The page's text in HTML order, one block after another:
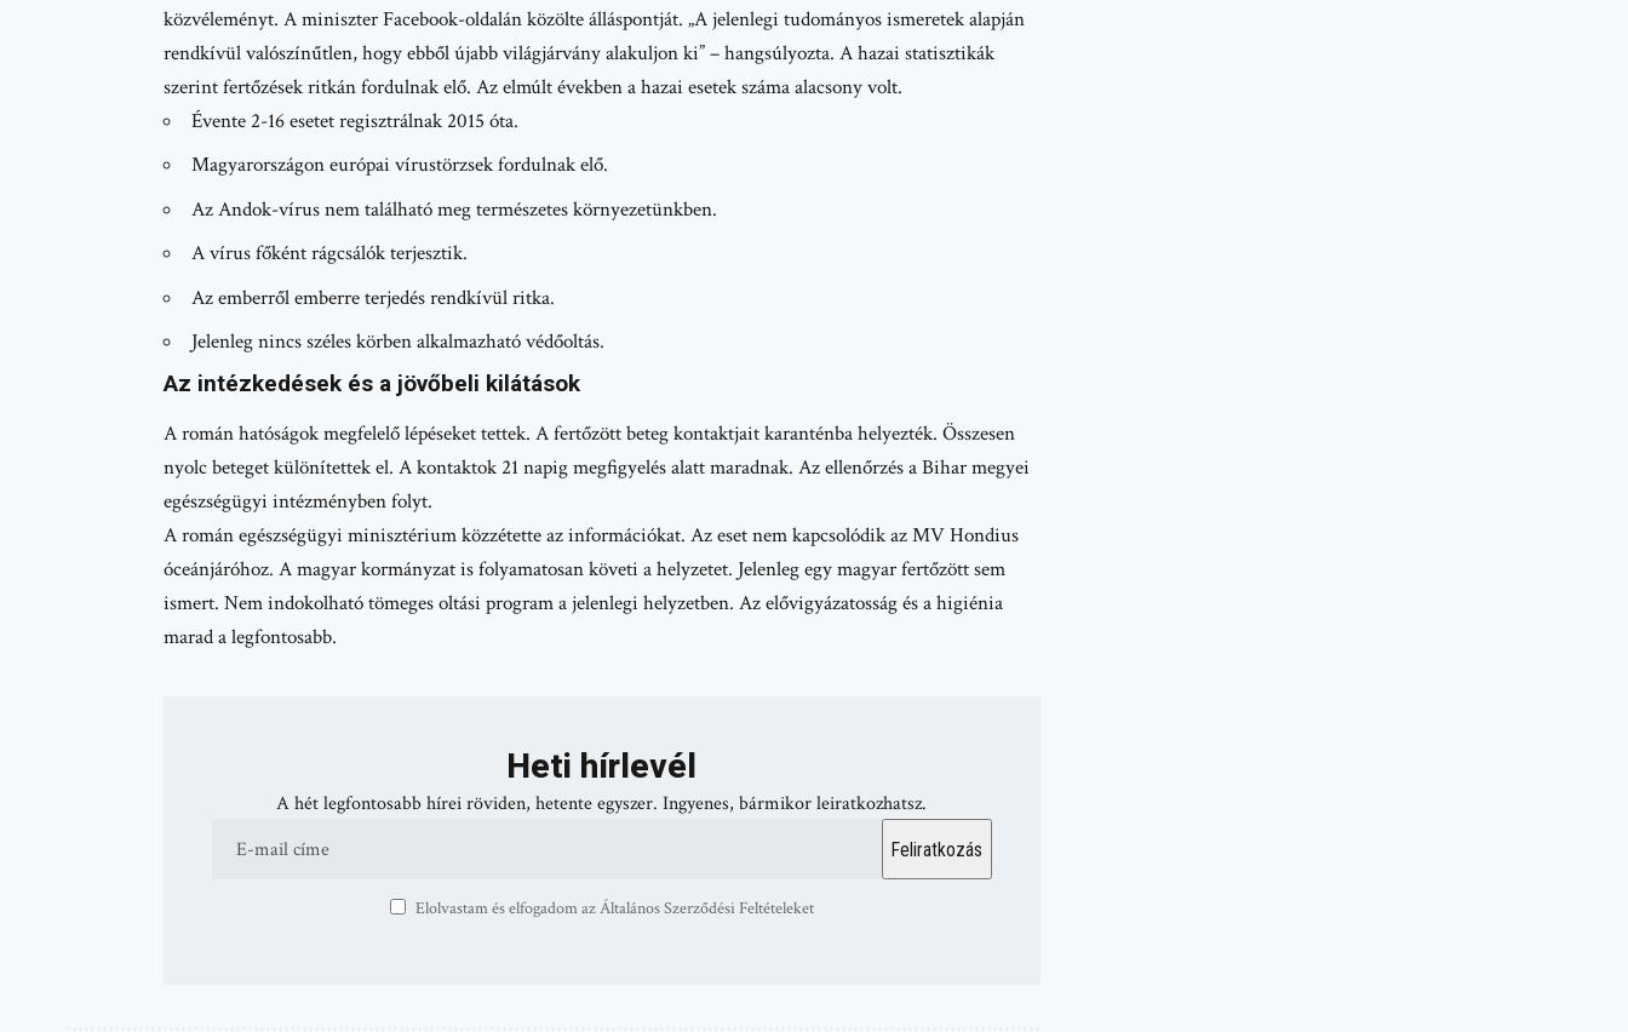
közvéleményt. A miniszter Facebook-oldalán közölte álláspontját. „A jelenlegi tudományos ismeretek alapján
rendkívül valószínűtlen, hogy ebből újabb világjárvány alakuljon ki” – hangsúlyozta. A hazai statisztikák
szerint fertőzések ritkán fordulnak elő. Az elmúlt években a hazai esetek száma alacsony volt.
Évente 2-16 esetet regisztrálnak 2015 óta.
Magyarországon európai vírustörzsek fordulnak elő.
Az Andok-vírus nem található meg természetes környezetünkben.
A vírus főként rágcsálók terjesztik.
Az emberről emberre terjedés rendkívül ritka.
Jelenleg nincs széles körben alkalmazható védőoltás.
Az intézkedések és a jövőbeli kilátások
A román hatóságok megfelelő lépéseket tettek. A fertőzött beteg kontaktjait karanténba helyezték. Összesen
nyolc beteget különítettek el. A kontaktok 21 napig megfigyelés alatt maradnak. Az ellenőrzés a Bihar megyei
egészségügyi intézményben folyt.
A román egészségügyi minisztérium közzétette az információkat. Az eset nem kapcsolódik az MV Hondius
óceánjáróhoz. A magyar kormányzat is folyamatosan követi a helyzetet. Jelenleg egy magyar fertőzött sem
ismert. Nem indokolható tömeges oltási program a jelenlegi helyzetben. Az elővigyázatosság és a higiénia
marad a legfontosabb.
Heti hírlevél
A hét legfontosabb hírei röviden, hetente egyszer. Ingyenes, bármikor leiratkozhatsz.
Elolvastam és elfogadom az Általános Szerződési Feltételeket